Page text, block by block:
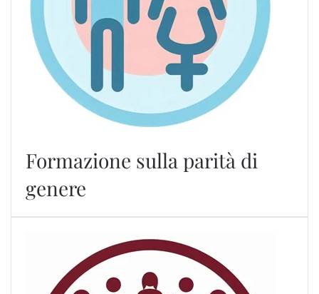
Formazione sulla parità di
genere